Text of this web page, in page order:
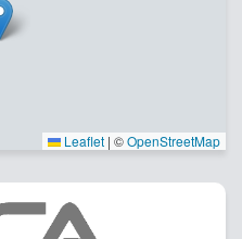
Leaflet | ©OpenStreetMap